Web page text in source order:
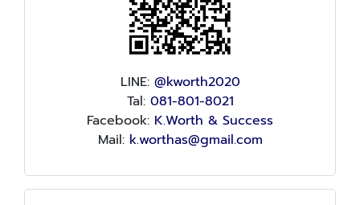
LINE: @kworth2020
Tal: 081-801-8021
Facebook: K.Worth & Success
Mail:k.worthas@gmail.com